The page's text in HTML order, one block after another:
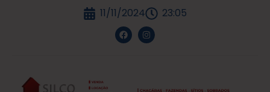
11/11/2024 23:05